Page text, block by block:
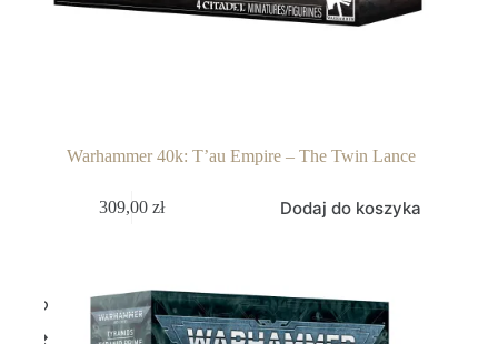
Warhammer 40k: T’au Empire – The Twin Lance
309,00zł Dodaj do koszyka